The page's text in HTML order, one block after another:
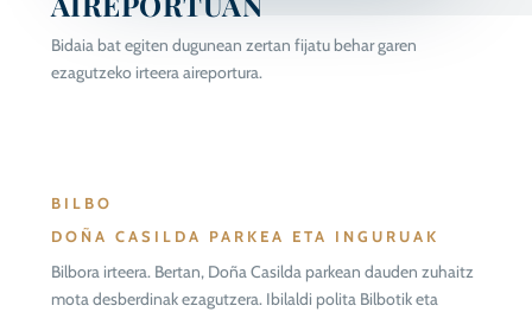
Bidaia bat egiten dugunean zertan fijatu behar garen
ezagutzeko irteera aireportura.
BILBO
DOÑA CASILDA PARKEA ETA INGURUAK
Bilbora irteera. Bertan, Doña Casilda parkean dauden zuhaitz
mota desberdinak ezagutzera. Ibilaldi polita Bilbotik eta